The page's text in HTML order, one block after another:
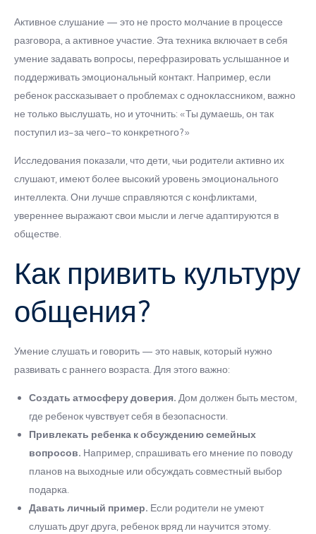
Активное слушание — это не просто молчание в процессе
разговора, а активное участие. Эта техника включает в себя
умение задавать вопросы, перефразировать услышанное и
поддерживать эмоциональный контакт. Например, если
ребенок рассказывает о проблемах с одноклассником, важно
не только выслушать, но и уточнить: «Ты думаешь, он так
поступил из-за чего-то конкретного?»
Исследования показали, что дети, чьи родители активно их
слушают, имеют более высокий уровень эмоционального
интеллекта. Они лучше справляются с конфликтами,
увереннее выражают свои мысли и легче адаптируются в
обществе.
Как привить культуру
общения?
Умение слушать и говорить — это навык, который нужно
развивать с раннего возраста. Для этого важно:
Создать атмосферу доверия. Дом должен быть местом,
где ребенок чувствует себя в безопасности.
Привлекать ребенка к обсуждению семейных
вопросов. Например, спрашивать его мнение по поводу
планов на выходные или обсуждать совместный выбор
подарка.
Давать личный пример. Если родители не умеют
слушать друг друга, ребенок вряд ли научится этому.